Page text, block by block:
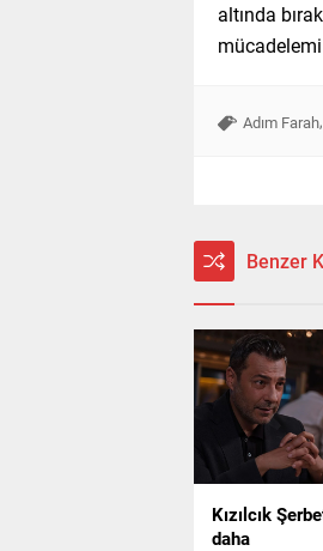
altında
Adım Farah,
Benzer
Kızılcık
daha